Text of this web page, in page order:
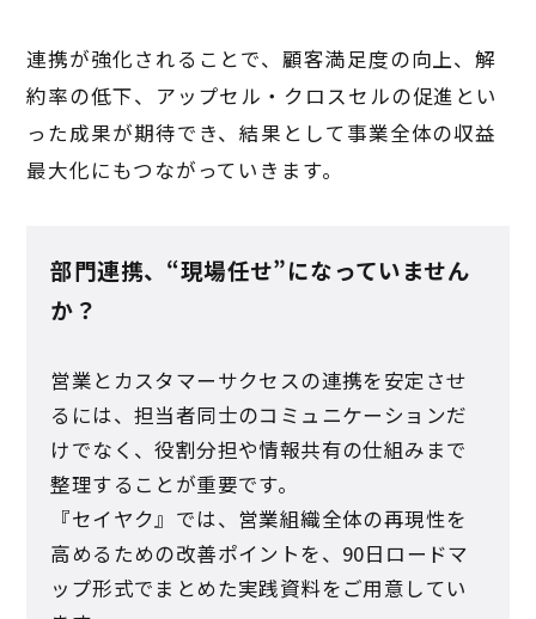
連携が強化されることで、顧客満足度の向上、解
約率の低下、アップセル・クロスセルの促進とい
った成果が期待でき、結果として事業全体の収益
最大化にもつながっていきます。
部門連携、“現場任せ”になっていません
か？
営業とカスタマーサクセスの連携を安定させ
るには、担当者同士のコミュニケーションだ
けでなく、役割分担や情報共有の仕組みまで
整理することが重要です。
『セイヤク』では、営業組織全体の再現性を
高めるための改善ポイントを、90日ロードマ
ップ形式でまとめた実践資料をご用意してい